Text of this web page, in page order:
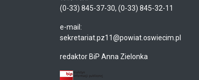
(0-33) 845-37-30, (0-33) 845-32-11
e-mail:
sekretariat.pz11@powiat.oswiecim.pl
redaktor BiP Anna Zielonka